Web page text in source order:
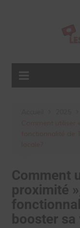
Comment
proximité
booster